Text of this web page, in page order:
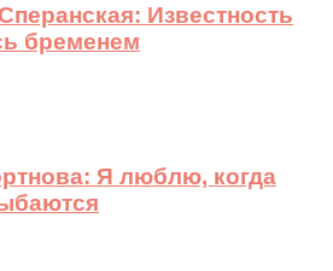
Известность
бременем
Я люблю, когда